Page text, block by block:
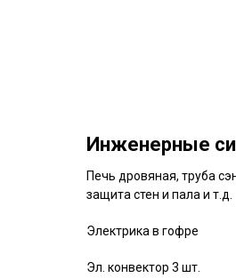
Инженерные
Печь дровяная, труба
защита стен и пала и т.д.
Электрика в гофре
Эл. конвектор 3 шт.